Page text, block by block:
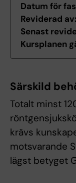
Datum för
Reviderad av:
Senast
Kursplanen
Särskild
Totalt minst
krävs
motsvarande
lägst betyget